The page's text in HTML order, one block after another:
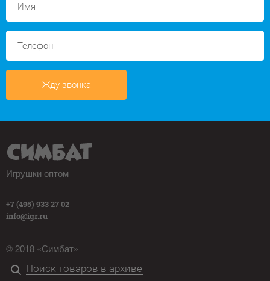
Жду звонка
Игрушки оптом
+7 (495) 933 27 02
info@igr.ru
© 2018 «Симбат»